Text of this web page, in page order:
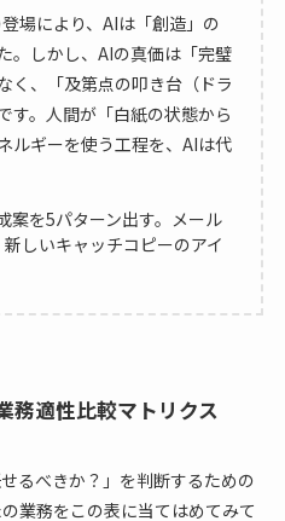
場により、AIは「創造」の
。しかし、AIの真価は「完璧
く、「及第点の叩き台（ドラ
す。人間が「白紙の状態から
ルギーを使う工程を、AIは代
案を5パターン出す。メール
しいキャッチコピーのアイ
務適性比較マトリクス
るべきか？」を判断するための
業務をこの表に当てはめてみて